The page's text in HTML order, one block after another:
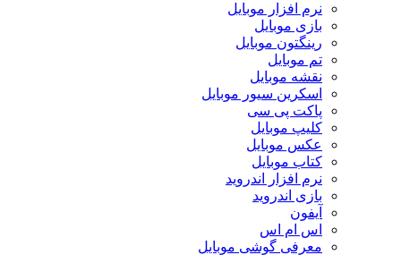
نرم افزار موبایل
بازی موبایل
رینگتون موبایل
تم موبایل
نقشه موبایل
اسکرین سیور موبایل
پاکت پی سی
کلیپ موبایل
عکس موبایل
کتاب موبایل
نرم افزار اندروید
بازی اندروید
آیفون
اس ام اس
معرفی گوشی موبایل